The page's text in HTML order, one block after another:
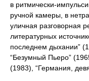
в ритмически-
ручной камеры, в
уличная разговорная
литературных
последнем дыхании”
“Безумный Пьеро”
(1983), “Германия,